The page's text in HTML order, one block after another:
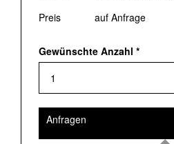
Preis
auf Anfrage
Gewünschte Anzahl *
Anfragen